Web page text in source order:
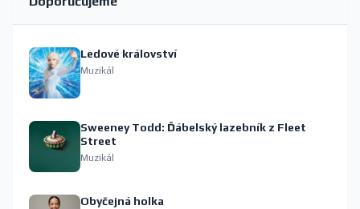
Ledové království
Muzikál
Sweeney Todd: Ďábelský lazebník z Fleet
Street
Muzikál
Obyčejná holka